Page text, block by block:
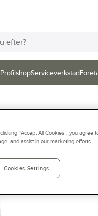
ProfilshopServiceverkstad
“Accept All Cookies”, you
and assist in our marketing efforts.
Cookies Settings